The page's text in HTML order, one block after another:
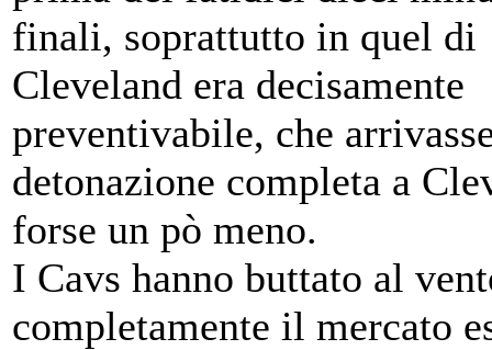
finali, soprattutto in quel di
Cleveland era decisamente
preventivabile, che
detonazione completa a
forse un pò meno.
I Cavs hanno buttato al
completamente il mercato